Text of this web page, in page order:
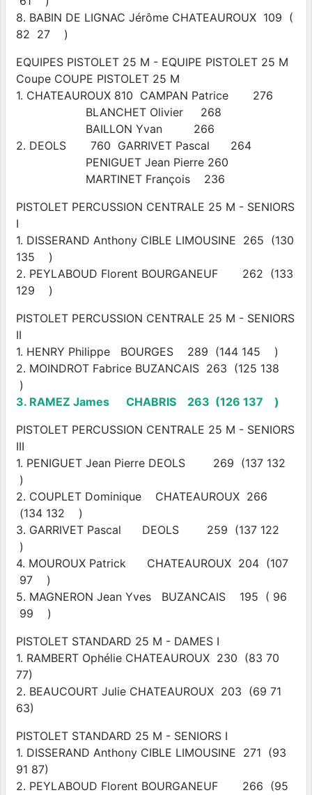
8. BABIN DE LIGNAC Jérôme CHATEAUROUX 109 (
82 27 )
EQUIPES PISTOLET 25 M - EQUIPE PISTOLET 25 M
Coupe COUPE PISTOLET 25 M
1. CHATEAUROUX 810 CAMPAN Patrice 276
BLANCHET Olivier 268
BAILLON Yvan 266
2. DEOLS 760 GARRIVET Pascal 264
PENIGUET Jean Pierre 260
MARTINET François 236
PISTOLET PERCUSSION CENTRALE 25 M - SENIORS
I
1. DISSERAND Anthony CIBLE LIMOUSINE 265 (130
135 )
2. PEYLABOUD Florent BOURGANEUF 262 (133
129 )
PISTOLET PERCUSSION CENTRALE 25 M - SENIORS
II
1. HENRY Philippe BOURGES 289 (144 145 )
2. MOINDROT Fabrice BUZANCAIS 263 (125 138
)
3. RAMEZ James CHABRIS 263 (126 137 )
PISTOLET PERCUSSION CENTRALE 25 M - SENIORS
III
1. PENIGUET Jean Pierre DEOLS 269 (137 132
)
2. COUPLET Dominique CHATEAUROUX 266
(134 132 )
3. GARRIVET Pascal DEOLS 259 (137 122
)
4. MOUROUX Patrick CHATEAUROUX 204 (107
97 )
5. MAGNERON Jean Yves BUZANCAIS 195 ( 96
99 )
PISTOLET STANDARD 25 M - DAMES I
1. RAMBERT Ophélie CHATEAUROUX 230 (83 70
77)
2. BEAUCOURT Julie CHATEAUROUX 203 (69 71
63)
PISTOLET STANDARD 25 M - SENIORS I
1. DISSERAND Anthony CIBLE LIMOUSINE 271 (93
91 87)
2. PEYLABOUD Florent BOURGANEUF 266 (95